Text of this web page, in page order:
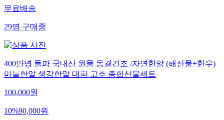
무료배송
29명구매중
400만병 돌파 국내산 원물 동결건조 /자연한알 (해산물+한우)
마늘한알 생강한알 대파 고추 종합선물세트
100,000원
10%90,000원